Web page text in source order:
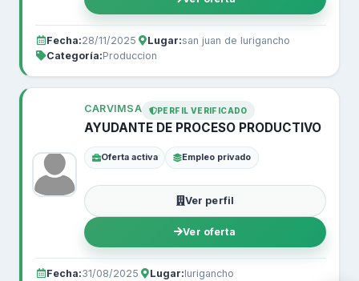
Fecha:28/11/2025 Lugar:san juan de lurigancho
Categoría:Produccion
CARVIMSA PERFIL VERIFICADO
AYUDANTE DE PROCESO PRODUCTIVO
Oferta activa Empleo privado
Ver perfil
Ver oferta
Fecha:31/08/2025 Lugar:lurigancho